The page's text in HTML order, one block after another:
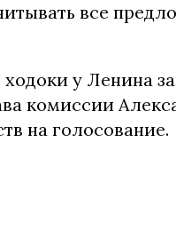
все
у Ленина
комиссии
на голосование.